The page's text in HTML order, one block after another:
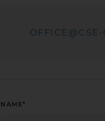
NAME*